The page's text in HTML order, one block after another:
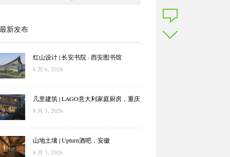
新发布
红山设计 | 长安书院 · 西安图书馆
8 月 6, 2026
几里建筑 | LAGO意大利家庭厨房，重庆
8 月 5, 2026
山地土壤 | Upturn酒吧，安徽
8 月 3, 2026